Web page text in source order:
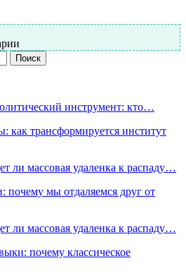
инструмент: кто…
как трансформируется институт
ли массовая удаленка к распаду…
почему мы отдаляемся друг от
ли массовая удаленка к распаду…
почему классическое